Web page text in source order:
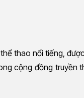
thao nổi tiếng,
cộng đồng truyền